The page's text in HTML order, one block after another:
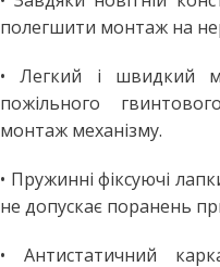
полегшити монтаж на
• Легкий і швидкий
пожільного
монтаж механізму.
• Пружинні фіксуючі
не допускає поранень
• Антистатичний